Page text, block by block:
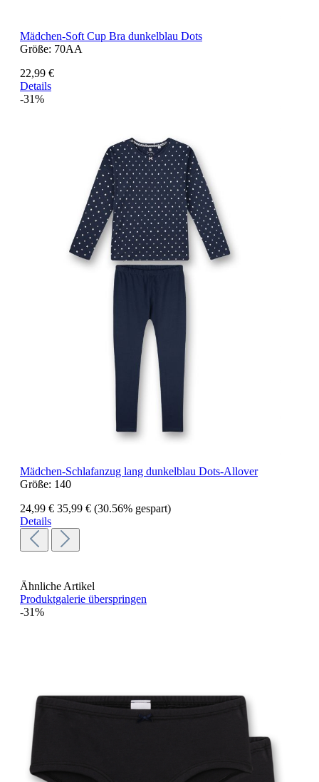
Mädchen-Soft Cup Bra dunkelblau Dots
Größe: 70AA
22,99 €
Details
-31%
Mädchen-Schlafanzug lang dunkelblau Dots-Allover
Größe: 140
24,99 € 35,99 € (30.56% gespart)
Details
Ähnliche Artikel
Produktgalerie überspringen
-31%